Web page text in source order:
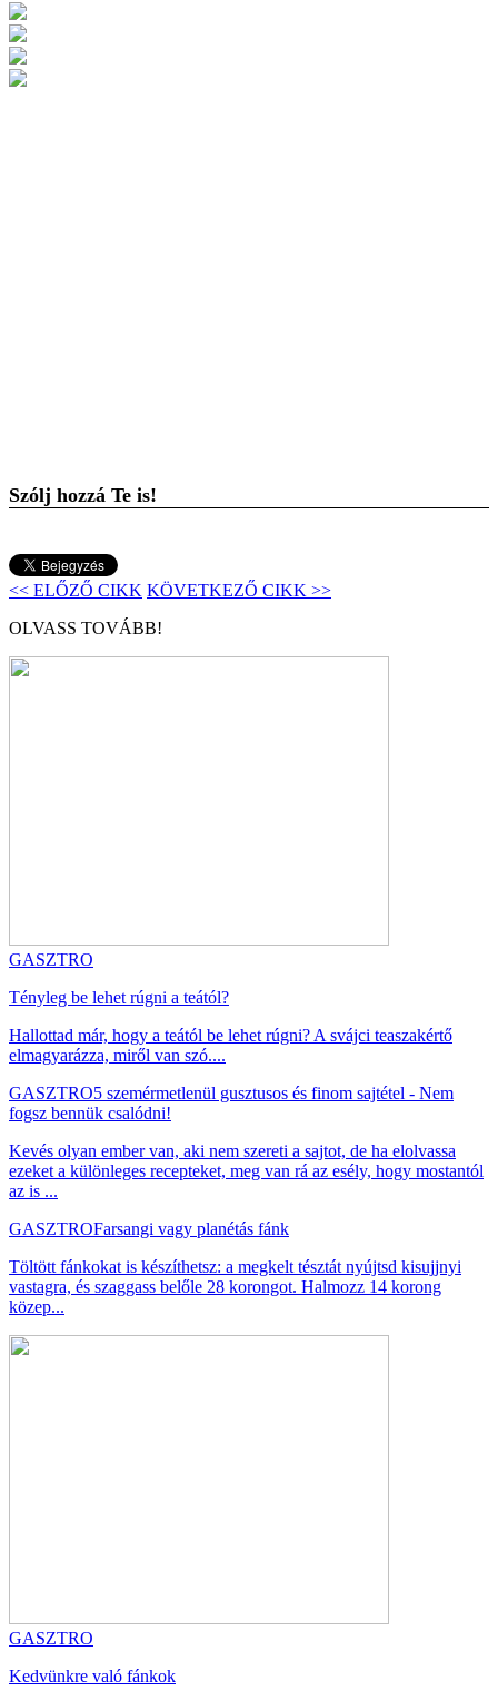
Szólj hozzá Te is!
<< ELŐZŐ CIKK KÖVETKEZŐ CIKK >>
OLVASS TOVÁBB!
GASZTRO
Tényleg be lehet rúgni a teától?
Hallottad már, hogy a teától be lehet rúgni? A svájci teaszakértő
elmagyarázza, miről van szó....
GASZTRO5 szemérmetlenül gusztusos és finom sajtétel - Nem
fogsz bennük csalódni!
Kevés olyan ember van, aki nem szereti a sajtot, de ha elolvassa
ezeket a különleges recepteket, meg van rá az esély, hogy mostantól
az is ...
GASZTROFarsangi vagy planétás fánk
Töltött fánkokat is készíthetsz: a megkelt tésztát nyújtsd kisujjnyi
vastagra, és szaggass belőle 28 korongot. Halmozz 14 korong
közep...
GASZTRO
Kedvünkre való fánkok